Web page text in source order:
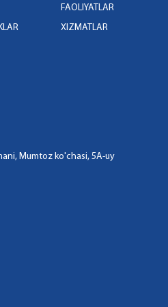
FAOLIYATLAR
XIZMATLAR
Mumtoz ko'chasi, 5A-uy